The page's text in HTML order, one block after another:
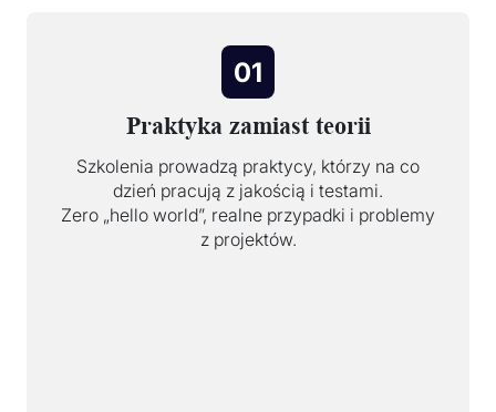
01
Praktyka zamiast teorii
Szkolenia prowadzą praktycy, którzy na co
dzień pracują z jakością i testami.
Zero „hello world”, realne przypadki i problemy
z projektów.